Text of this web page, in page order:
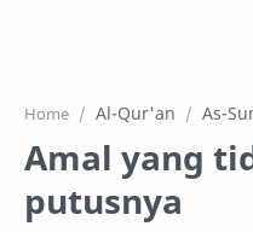
Home Al-Qur'an As-
Amal yang
putusnya